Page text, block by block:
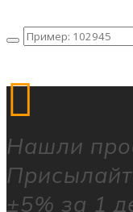
Нашли
±5% за 1